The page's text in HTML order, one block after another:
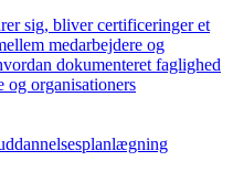
sig, bliver certificeringer et
medarbejdere og
dokumenteret faglighed
og organisationers